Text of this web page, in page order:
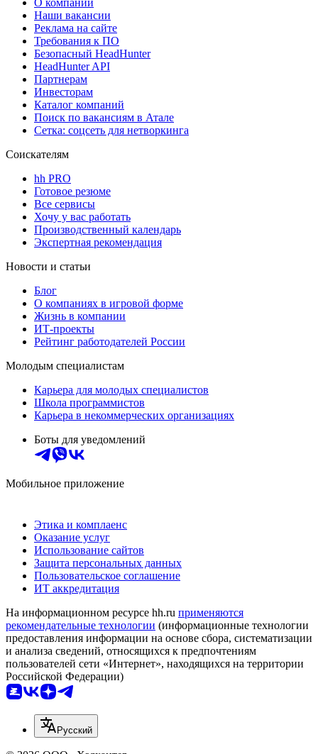
Наши вакансии
Реклама на сайте
Требования к ПО
Безопасный HeadHunter
HeadHunter API
Партнерам
Инвесторам
Каталог компаний
Поиск по вакансиям в Атале
Сетка: соцсеть для нетворкинга
Соискателям
hh PRO
Готовое резюме
Все сервисы
Хочу у вас работать
Производственный календарь
Экспертная рекомендация
Новости и статьи
Блог
О компаниях в игровой форме
Жизнь в компании
ИТ-проекты
Рейтинг работодателей России
Молодым специалистам
Карьера для молодых специалистов
Школа программистов
Карьера в некоммерческих организациях
Боты для уведомлений
Мобильное приложение
Этика и комплаенс
Оказание услуг
Использование сайтов
Защита персональных данных
Пользовательское соглашение
ИТ аккредитация
На информационном ресурсе hh.ru применяются
рекомендательные технологии (информационные технологии
предоставления информации на основе сбора, систематизации
и анализа сведений, относящихся к предпочтениям
пользователей сети «Интернет», находящихся на территории
Российской Федерации)
Русский